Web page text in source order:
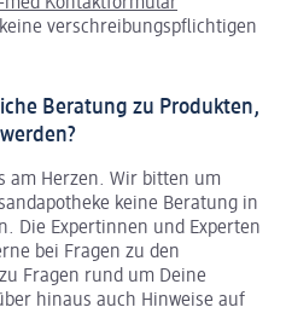
verschreibungspflichtigen
Beratung zu Produkten,
am Herzen. Wir bitten um
keine Beratung in
Die Expertinnen und Experten
bei Fragen zu den
Fragen rund um Deine
hinaus auch Hinweise auf